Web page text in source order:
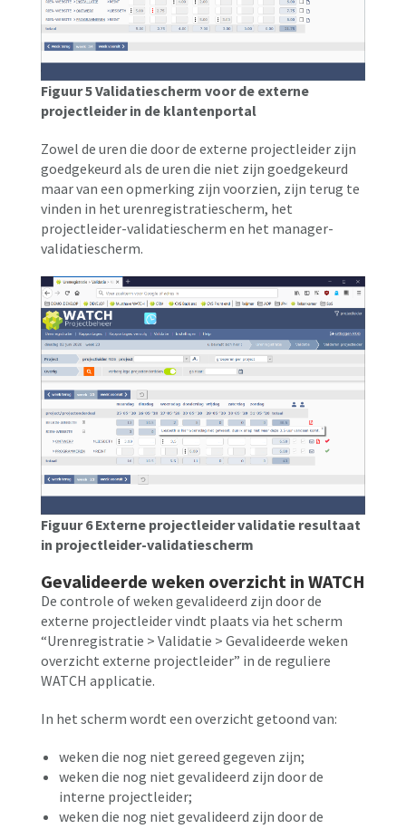
Figuur 5 Validatiescherm voor de externe
projectleider in de klantenportal
Zowel de uren die door de externe projectleider zijn
goedgekeurd als de uren die niet zijn goedgekeurd
maar van een opmerking zijn voorzien, zijn terug te
vinden in het urenregistratiescherm, het
projectleider-validatiescherm en het manager-
validatiescherm.
Figuur 6 Externe projectleider validatie resultaat
in projectleider-validatiescherm
Gevalideerde weken overzicht in WATCH
De controle of weken gevalideerd zijn door de
externe projectleider vindt plaats via het scherm
“Urenregistratie > Validatie > Gevalideerde weken
overzicht externe projectleider” in de reguliere
WATCH applicatie.
In het scherm wordt een overzicht getoond van:
weken die nog niet gereed gegeven zijn;
weken die nog niet gevalideerd zijn door de
interne projectleider;
weken die nog niet gevalideerd zijn door de